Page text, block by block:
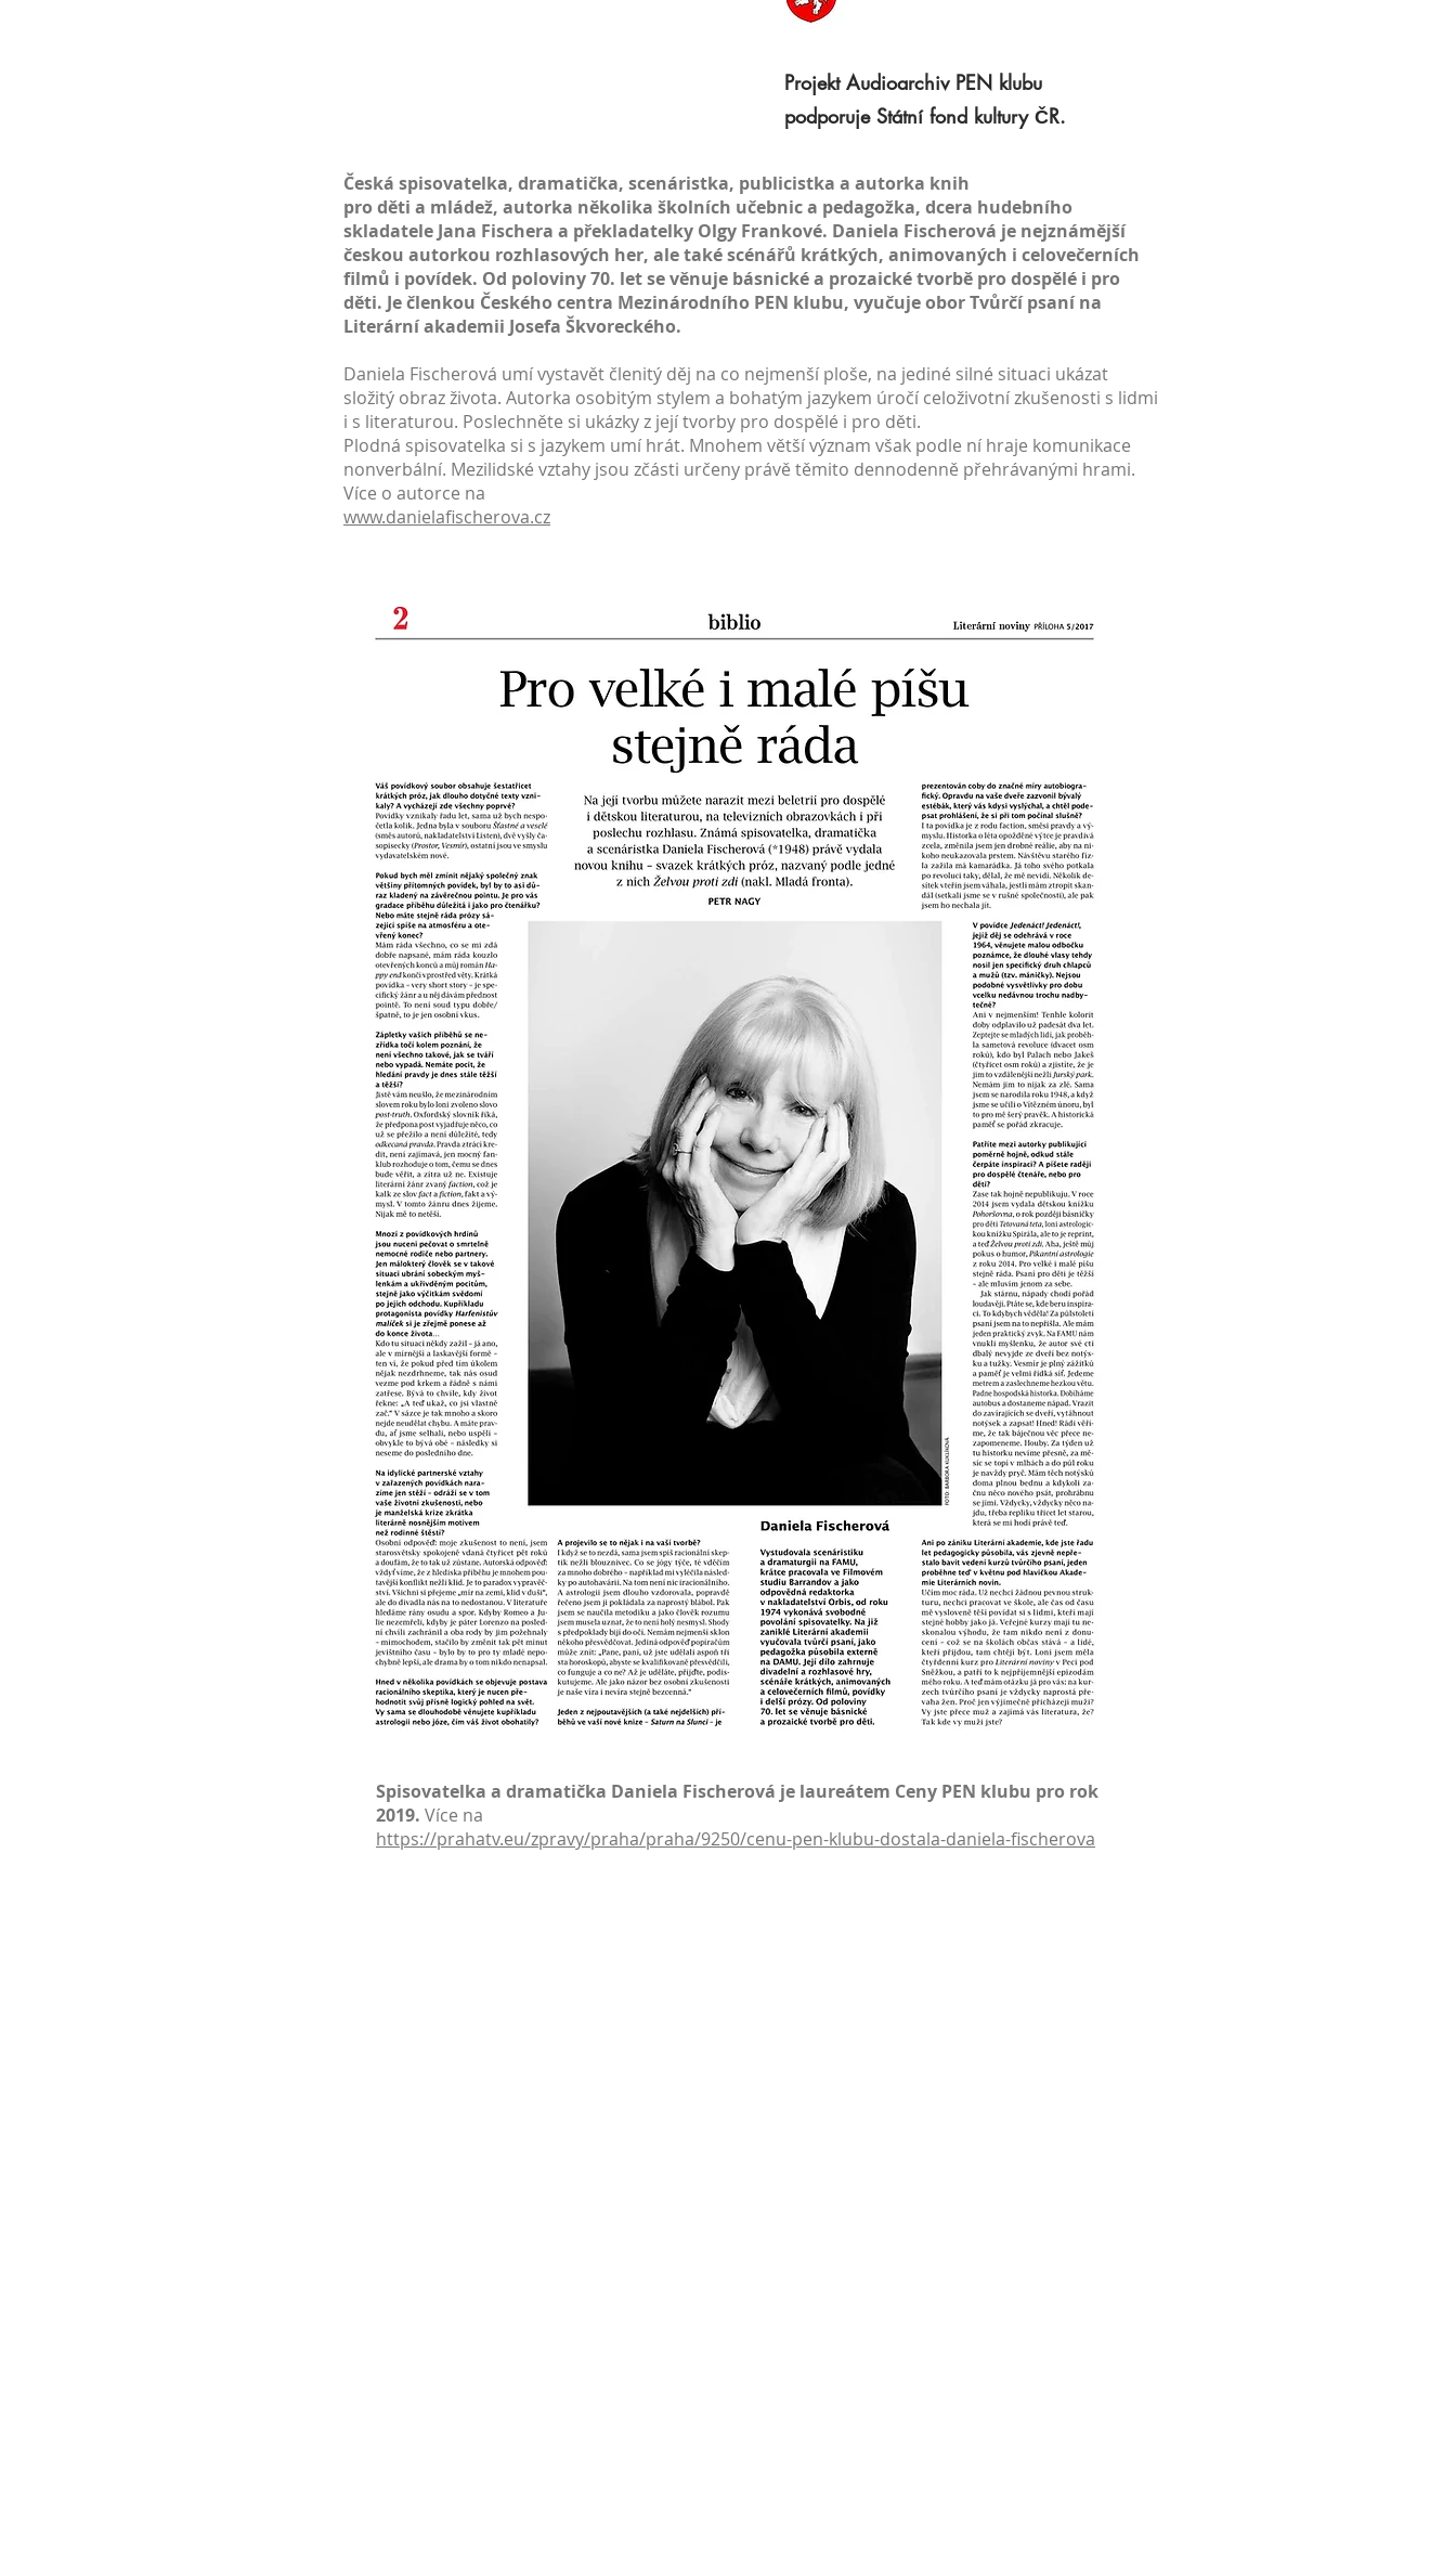
Projekt Audioarchiv PEN klubu
podporuje Státní fond kultury ČR.
Česká spisovatelka, dramatička, scenáristka, publicistka a autorka knih
pro děti a mládež, autorka několika školních učebnica pedagožka, dcera hudebního
skladatele Jana Fischera a překladatelky Olgy Frankové. Daniela Fischerová je nejznámější
českou autorkou rozhlasových her, ale také scénářů krátkých, animovaných i celovečerních
filmů i povídek. Od poloviny 70. let se věnuje básnické a prozaické tvorbě pro dospělé i pro
děti. Je členkou Českého centra Mezinárodního PEN klubu, vyučuje obor Tvůrčí psaní na
Literární akademii Josefa Škvoreckého.
Daniela Fischerová umí vystavět členitý děj na co nejmenší ploše, na jediné silné situaci ukázat
složitý obraz života. Autorka osobitým stylem a bohatým jazykem úročí celoživotní zkušenosti s lidmi
i s literaturou. Poslechněte si ukázky z její tvorby pro dospělé i pro děti.
Plodná spisovatelka si s jazykem umí hrát. Mnohem větší význam však podle ní hraje komunikace
nonverbální. Mezilidské vztahy jsou zčásti určeny právě těmito dennodenně přehrávanými hrami.
Více o autorce na
www.danielafischerova.cz
Spisovatelka a dramatička Daniela Fischerová je laureátem Ceny PEN klubu pro rok
2019. Více na
https://prahatv.eu/zpravy/praha/praha/9250/cenu-pen-klubu-dostala-daniela-fischerova